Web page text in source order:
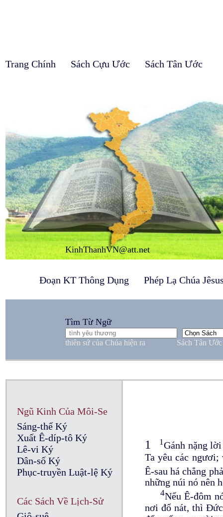
KinhThanhVN@att.net
Tìm Từ Ngữ
thiên sứ của Chúa hiện ra Sách Tân Ước
Đoạn KT Thông Dụng Phép Lạ Chúa
Trang Chính Sách Cựu Ước Sách Tân Ước
Ngũ Kinh Của Môi-Se
Các Sách Về Lịch-Sử
Sáng-thế Ký
Xuất Ê-díp-tô Ký
Lê-vi Ký
Dân-số Ký
Phục-truyền Luật-lệ Ký
1 1Gánh nặng
Ta yêu các ngươi;
Ê-sau há chẳng
những núi nó nên
4Nếu Ê-đôm
nơi đổ nát, thì Đức